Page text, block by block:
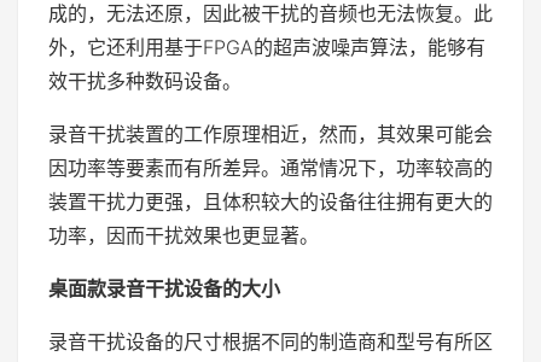
成的，无法还原，因此被干扰的音频也无法恢复。此
外，它还利用基于FPGA的超声波噪声算法，能够有
效干扰多种数码设备。
录音干扰装置的工作原理相近，然而，其效果可能会
因功率等要素而有所差异。通常情况下，功率较高的
装置干扰力更强，且体积较大的设备往往拥有更大的
功率，因而干扰效果也更显著。
桌面款录音干扰设备的大小
录音干扰设备的尺寸根据不同的制造商和型号有所区